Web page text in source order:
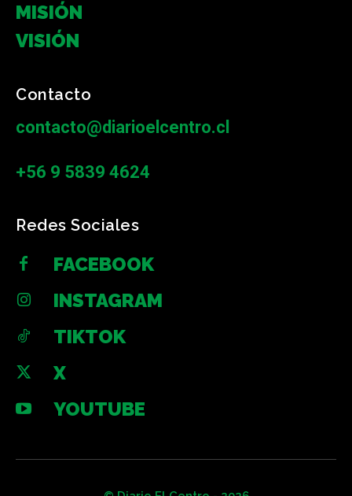
MISIÓN
VISIÓN
Contacto
contacto@diarioelcentro.cl
+56 9 5839 4624
Redes Sociales
FACEBOOK
INSTAGRAM
TIKTOK
X
YOUTUBE